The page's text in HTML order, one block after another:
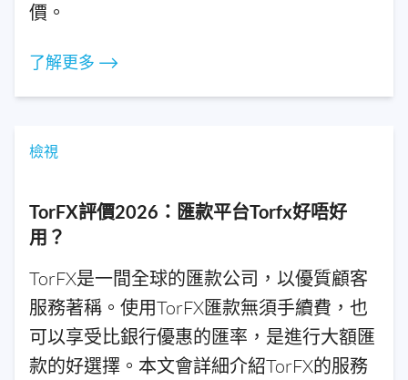
價。
了解更多 ⟶
檢視
TorFX評價2026：匯款平台Torfx好唔好
用？
TorFX是一間全球的匯款公司，以優質顧客
服務著稱。使用TorFX匯款無須手續費，也
可以享受比銀行優惠的匯率，是進行大額匯
款的好選擇。本文會詳細介紹TorFX的服務